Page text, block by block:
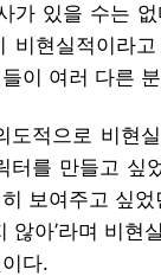
가 있을 수는
비현실적이라
이 여러 다른
적으로 비현
터를 만들고 싶
보여주고 싶
않아’라며 비현
다.